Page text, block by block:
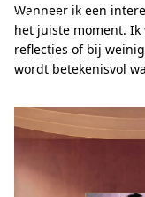
interview
Wanneer ik een
het juiste moment.
reflecties of bij
wordt betekenisvol